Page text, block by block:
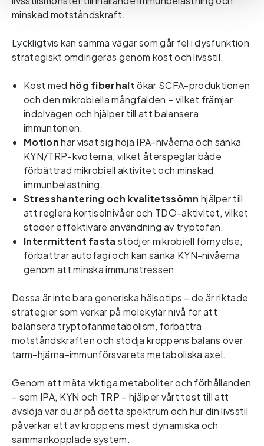
minskad motståndskraft.
Lyckligtvis kan samma vägar som går fel i dysfunktion
strategiskt omdirigeras genom kost och livsstil.
Kost med hög fiberhalt ökar SCFA-produktionen
och den mikrobiella mångfalden – vilket främjar
indolvägen och hjälper till att balansera
immuntonen.
Motion har visat sig höja IPA-nivåerna och sänka
KYN/TRP-kvoterna, vilket återspeglar både
förbättrad mikrobiell aktivitet och minskad
immunbelastning.
Stresshantering och kvalitetssömn hjälper till
att reglera kortisolnivåer och TDO-aktivitet, vilket
stöder effektivare användning av tryptofan.
Intermittent fasta stödjer mikrobiell förnyelse,
förbättrar autofagi och kan sänka KYN-nivåerna
genom att minska immunstressen.
Dessa är inte bara generiska hälsotips – de är riktade
strategier som verkar på molekylär nivå för att
balansera tryptofanmetabolism, förbättra
motståndskraften och stödja kroppens balans över
tarm-hjärna-immunförsvarets metaboliska axel.
Genom att mäta viktiga metaboliter och förhållanden
– som IPA, KYN och TRP – hjälper vårt test till att
avslöja var du är på detta spektrum och hur din livsstil
påverkar ett av kroppens mest dynamiska och
sammankopplade system.